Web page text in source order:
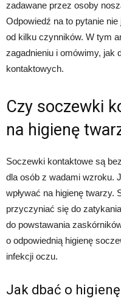
zadawane przez osoby
Odpowiedź na to pytanie
od kilku czynników. W tym
zagadnieniu i omówimy, jak
kontaktowych.
Czy soczewki
na higienę
Soczewki kontaktowe są
dla osób z wadami wzroku.
wpływać na higienę twarzy.
przyczyniać się do
do powstawania
o odpowiednią higienę
infekcji oczu.
Jak dbać o